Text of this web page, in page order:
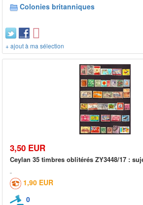
Colonies britanniques
+ ajout à ma sélection
3,50 EUR
Ceylan 35 timbres oblitérés ZY3448/17 :
1,90 EUR
0